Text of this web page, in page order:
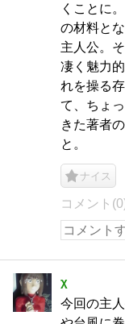
くことに
の材料と
主人公。
凄く魅力
れを操る
て、ちょ
きた著者
と。
ナイス
コメント
χ
今回の主